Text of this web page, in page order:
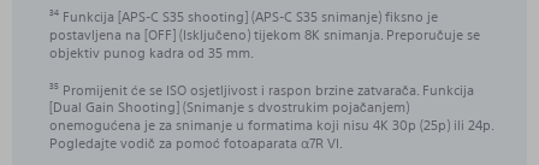
34 Funkcija [APS-C S35 shooting] (APS-C S35 snimanje) fiksno je
postavljena na [OFF] (Isključeno) tijekom 8K snimanja. Preporučuje se
objektiv punog kadra od 35 mm.
35 Promijenit će se ISO osjetljivost i raspon brzine zatvarača. Funkcija
[Dual Gain Shooting] (Snimanje s dvostrukim pojačanjem)
onemogućena je za snimanje u formatima koji nisu 4K 30p (25p) ili 24p.
Pogledajte vodič za pomoć fotoaparata α7R VI.